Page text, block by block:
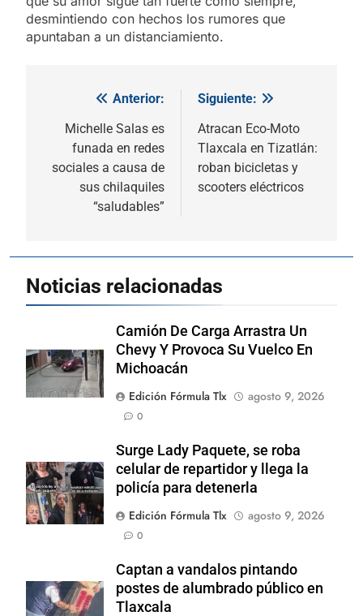
desmintiendo con hechos los rumores que
apuntaban a un distanciamiento.
Navegación
entradas
Anterior:
Michelle Salas es
funada en redes
sociales a causa de
sus chilaquiles
“saludables”
Siguiente:
Atracan Eco-Moto
Tlaxcala en Tizatlán:
roban bicicletas y
scooters eléctricos
Noticias relacionadas
Camión De Carga Arrastra Un
Chevy Y Provoca Su Vuelco En
Michoacán
Edición Fórmula Tlx
agosto 9, 2026
0
Surge Lady Paquete, se roba
celular de repartidor y llega la
policía para detenerla
Edición Fórmula Tlx
agosto 9, 2026
0
Captan a vandalos pintando
postes de alumbrado público en
Tlaxcala